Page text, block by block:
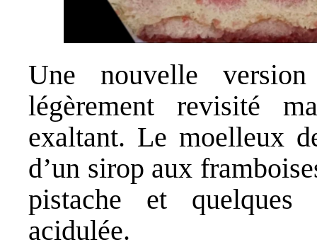
Une nouvelle
légèrement revisité
exaltant. Le moelleux
d’un sirop aux
pistache et
acidulée.